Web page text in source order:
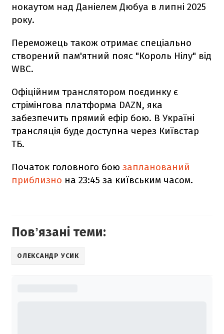
нокаутом над Даніелем Дюбуа в липні 2025
року.
Переможець також отримає спеціально
створений пам'ятний пояс "Король Нілу" від
WBC.
Офіційним транслятором поєдинку є
стрімінгова платформа DAZN, яка
забезпечить прямий ефір бою. В Україні
трансляція буде доступна через Київстар
ТБ.
Початок головного бою запланований
приблизно на 23:45 за київським часом.
Повʼязані теми:
ОЛЕКСАНДР УСИК